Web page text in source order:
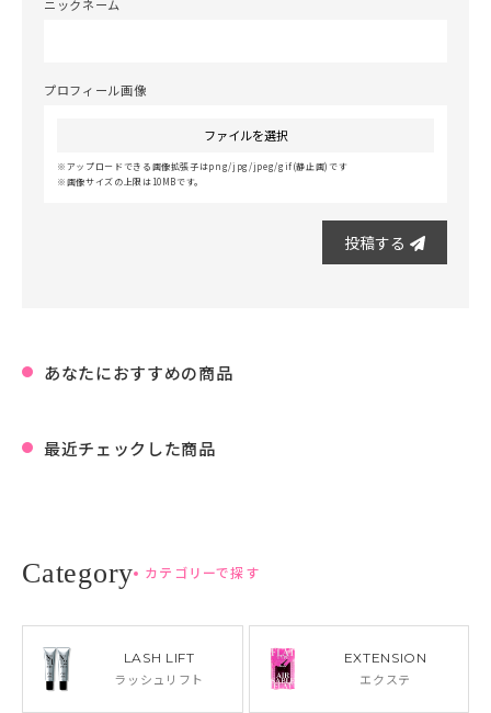
ニックネーム
プロフィール画像
ファイルを選択
アップロードできる画像拡張子はpng/jpg/jpeg/gif(静止画)です
画像サイズの上限は10MBです。
投稿する
あなたにおすすめの商品
最近チェックした商品
カテゴリーで探す
LASH LIFT
ラッシュリフト
EXTENSION
エクステ